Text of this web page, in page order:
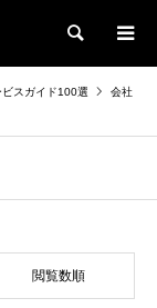
検索
スガイド100選
会社
閲覧数順